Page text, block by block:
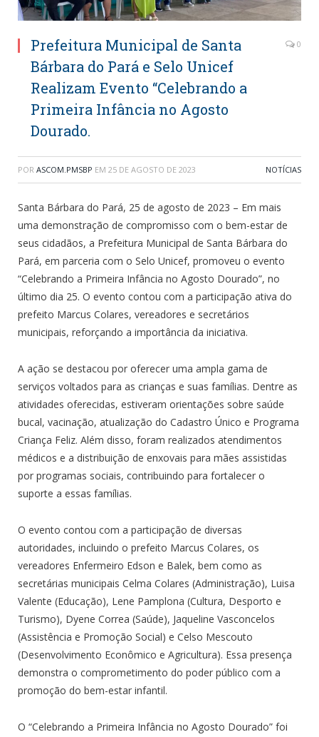
Prefeitura Municipal de Santa
Bárbara do Pará e Selo Unicef
Realizam Evento “Celebrando a
Primeira Infância no Agosto
Dourado.
0
POR ASCOM.PMSBP EM 25 DE AGOSTO DE 2023 NOTÍCIAS
Santa Bárbara do Pará, 25 de agosto de 2023 – Em mais
uma demonstração de compromisso com o bem-estar de
seus cidadãos, a Prefeitura Municipal de Santa Bárbara do
Pará, em parceria com o Selo Unicef, promoveu o evento
“Celebrando a Primeira Infância no Agosto Dourado”, no
último dia 25. O evento contou com a participação ativa do
prefeito Marcus Colares, vereadores e secretários
municipais, reforçando a importância da iniciativa.
A ação se destacou por oferecer uma ampla gama de
serviços voltados para as crianças e suas famílias. Dentre as
atividades oferecidas, estiveram orientações sobre saúde
bucal, vacinação, atualização do Cadastro Único e Programa
Criança Feliz. Além disso, foram realizados atendimentos
médicos e a distribuição de enxovais para mães assistidas
por programas sociais, contribuindo para fortalecer o
suporte a essas famílias.
O evento contou com a participação de diversas
autoridades, incluindo o prefeito Marcus Colares, os
vereadores Enfermeiro Edson e Balek, bem como as
secretárias municipais Celma Colares (Administração), Luisa
Valente (Educação), Lene Pamplona (Cultura, Desporto e
Turismo), Dyene Correa (Saúde), Jaqueline Vasconcelos
(Assistência e Promoção Social) e Celso Mescouto
(Desenvolvimento Econômico e Agricultura). Essa presença
demonstra o comprometimento do poder público com a
promoção do bem-estar infantil.
O “Celebrando a Primeira Infância no Agosto Dourado” foi